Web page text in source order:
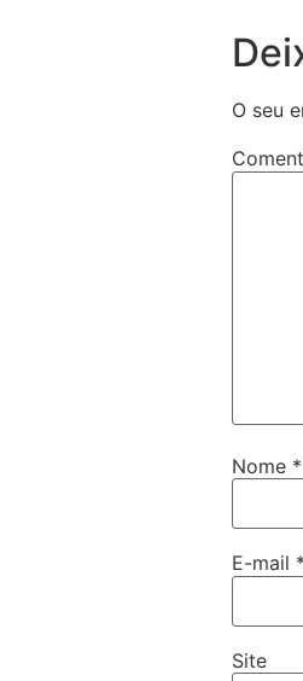
O seu
Nome *
E-mail *
Site